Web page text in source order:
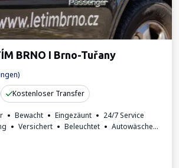
BRNO I Brno-Tuřany
Kostenloser Transfer
Bewacht Eingezäunt
24/7 Service
Versichert Beleuchtet
Autowäsche